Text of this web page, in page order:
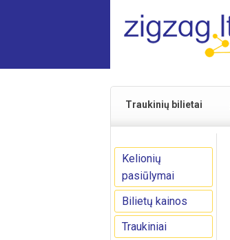
Traukinių bilietai
Kelionių
pasiūlymai
Bilietų kainos
Traukiniai